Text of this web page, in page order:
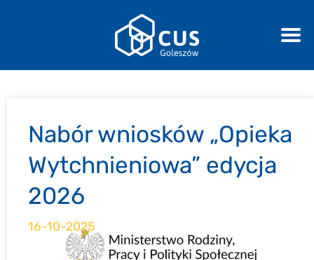
Nabór wniosków „Opieka
Wytchnieniowa” edycja
2026
16-10-2025